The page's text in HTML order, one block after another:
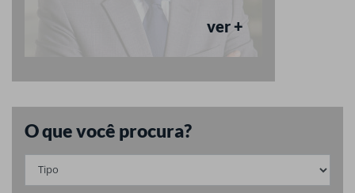
ver +
O que você procura?